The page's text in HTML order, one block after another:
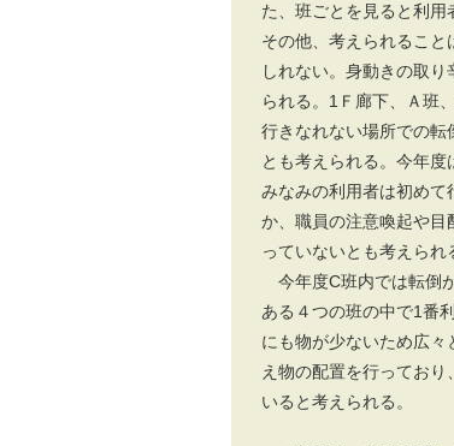
た、班ごとを見ると利用
その他、考えられるこ
しれない。身動きの取
られる。1Ｆ廊下、Ａ班
行きなれない場所での転
とも考えられる。今年
みなみの利用者は初め
か、職員の注意喚起や
っていないとも考えられ
今年度C班内では転倒
ある４つの班の中で1番
にも物が少ないため広
え物の配置を行ってお
いると考えられる。